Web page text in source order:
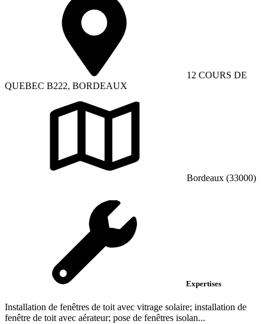
12 COURS DE
QUEBEC B222, BORDEAUX
Bordeaux (33000)
Expertises
Installation de fenêtres de toit avec vitrage solaire; installation de
fenêtre de toit avec aérateur; pose de fenêtres isolan...